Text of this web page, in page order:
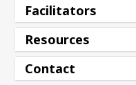
Facilitators
Resources
Contact